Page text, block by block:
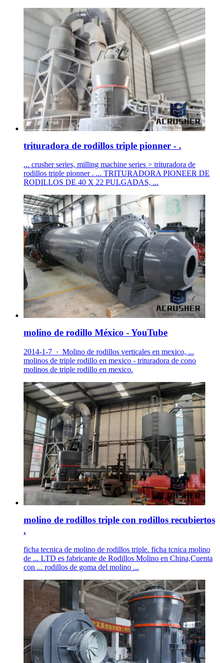
trituradora de rodillos triple pionner - .
... crusher series, milling machine series > trituradora de
rodillos triple pionner . ... TRITURADORA PIONEER DE
RODILLOS DE 40 X 22 PULGADAS, ...
molino de rodillo México - YouTube
2014-1-7 · Molino de rodillos verticales en mexico, ...
molinos de triple rodillo en mexico - trituradora de cono
molinos de triple rodillo en mexico.
molino de rodillos triple con rodillos recubiertos
.
ficha tecnica de molino de rodillos triple. ficha tcnica molino
de ... LTD es fabricante de Rodillos Molino en China,Cuenta
con ... rodillos de goma del molino ...